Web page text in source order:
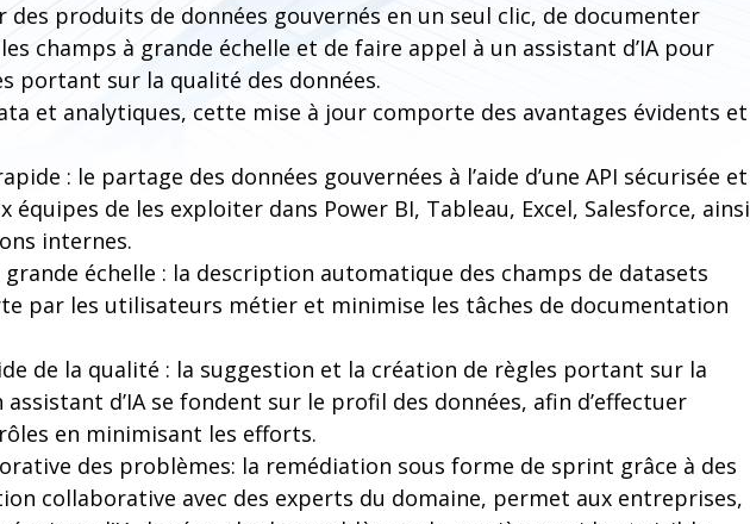
des produits de données gouvernés en un seul clic, de documenter
champs à grande échelle et de faire appel à un assistant d’IA pour
portant sur la qualité des données.
et analytiques, cette mise à jour comporte des avantages évidents et
: le partage des données gouvernées à l’aide d’une API sécurisée et
équipes de les exploiter dans Power BI, Tableau, Excel, Salesforce, ainsi
internes.
échelle : la description automatique des champs de datasets
par les utilisateurs métier et minimise les tâches de documentation
de la qualité : la suggestion et la création de règles portant sur la
assistant d’IA se fondent sur le profil des données, afin d’effectuer
en minimisant les efforts.
des problèmes: la remédiation sous forme de sprint grâce à des
collaborative avec des experts du domaine, permet aux entreprises,